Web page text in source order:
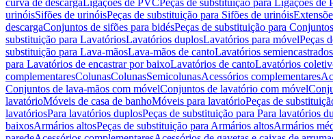
curva de descargaLigações de PVCPeças de substituição para Ligações de
urinóisSifões de urinóisPeças de substituição para Sifões de urinóis
descargaConjuntos de sifões para bidésPeças de substituição para
substituição para LavatóriosLavatórios duplosLavatórios para móvelPeças
substituição para Lava-mãosLava-mãos de cantoLavatórios semiencastrados
para Lavatórios de encastrar por baixoLavatórios de cantoLavatórios
complementaresColunasColunasSemicolunasAcessórios complementares
Conjuntos de lava-mãos com móvelConjuntos de lavatório com móvel
lavatórioMóveis de casa de banhoMóveis para lavatórioPeças de
lavatóriosPara lavatórios duplosPeças de substituição para Para lavatórios
baixosArmários altosPeças de substituição para Armários altosArmários